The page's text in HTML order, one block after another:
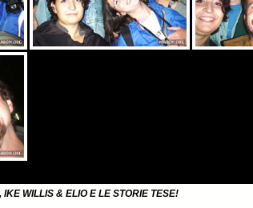
WILLIS & ELIO E LE STORIE TESE!